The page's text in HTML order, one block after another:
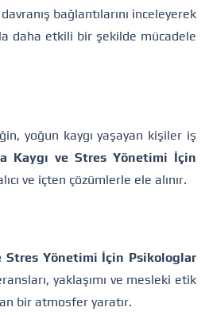
bağlantılarını inceleyerek
daha etkili bir şekilde mücadele
yoğun kaygı yaşayan kişiler iş
Kaygı ve Stres Yönetimi İçin
ve içten çözümlerle ele alınır.
Stres Yönetimi İçin Psikologlar
yaklaşımı ve mesleki etik
bir atmosfer yaratır.